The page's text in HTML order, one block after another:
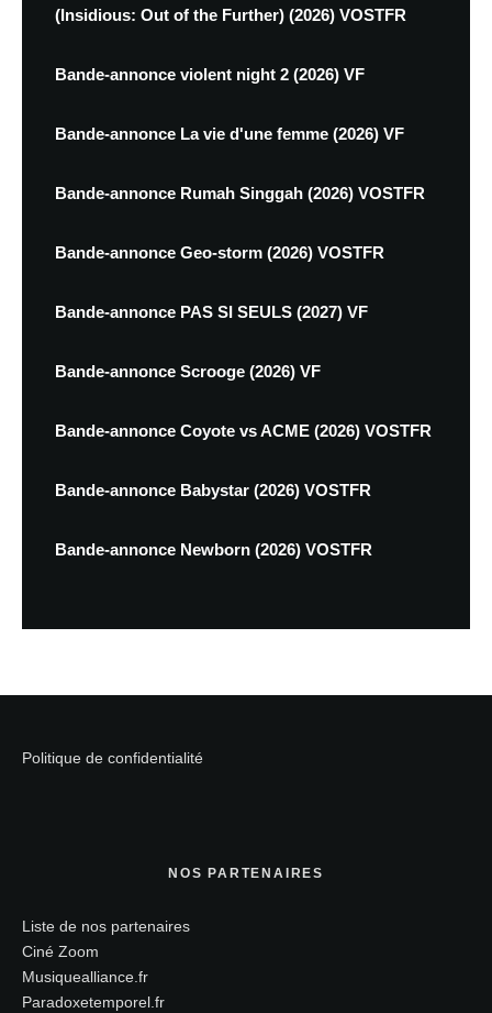
(Insidious: Out of the Further) (2026) VOSTFR
Bande-annonce violent night 2 (2026) VF
Bande-annonce La vie d'une femme (2026) VF
Bande-annonce Rumah Singgah (2026) VOSTFR
Bande-annonce Geo-storm (2026) VOSTFR
Bande-annonce PAS SI SEULS (2027) VF
Bande-annonce Scrooge (2026) VF
Bande-annonce Coyote vs ACME (2026) VOSTFR
Bande-annonce Babystar (2026) VOSTFR
Bande-annonce Newborn (2026) VOSTFR
Politique de confidentialité
NOS PARTENAIRES
Liste de nos partenaires
Ciné Zoom
Musiquealliance.fr
Paradoxetemporel.fr